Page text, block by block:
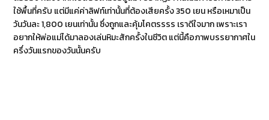
ใช้พื้นที่ครับ แต่มีแค่ค่าลิฟท์เท่านั้นที่ต้องเสียครั้ง 350 เยน หรือเหมาเป็น
วันวันละ 1,800 เยนเท่านั้น ซึ่งถูกและคุ้มโคตรรรร เราดีใจมาก เพราะเรา
อยากให้พ่อแม่ได้มาลองเล่นหิมะสักครั้งในชีวิต แต่นี้คือภาพบรรยากาศใน
ครึ่งวันแรกของวันนั้นครับ